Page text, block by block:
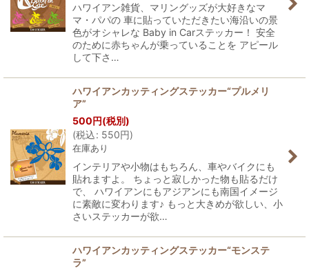
ハワイアン雑貨、マリングッズが大好きなマ
マ・パパの 車に貼っていただきたい海沿いの景
色がオシャレな Baby in Carステッカー！ 安全
のために赤ちゃんが乗っていることを アピール
して下さ…
ハワイアンカッティングステッカー“プルメリ
ア”
500円(税別)
(税込: 550円)
在庫あり
インテリアや小物はもちろん、車やバイクにも
貼れますよ。 ちょっと寂しかった物も貼るだけ
で、 ハワイアンにもアジアンにも南国イメージ
に素敵に変わります♪ もっと大きめが欲しい、小
さいステッカーが欲…
ハワイアンカッティングステッカー“モンステ
ラ”